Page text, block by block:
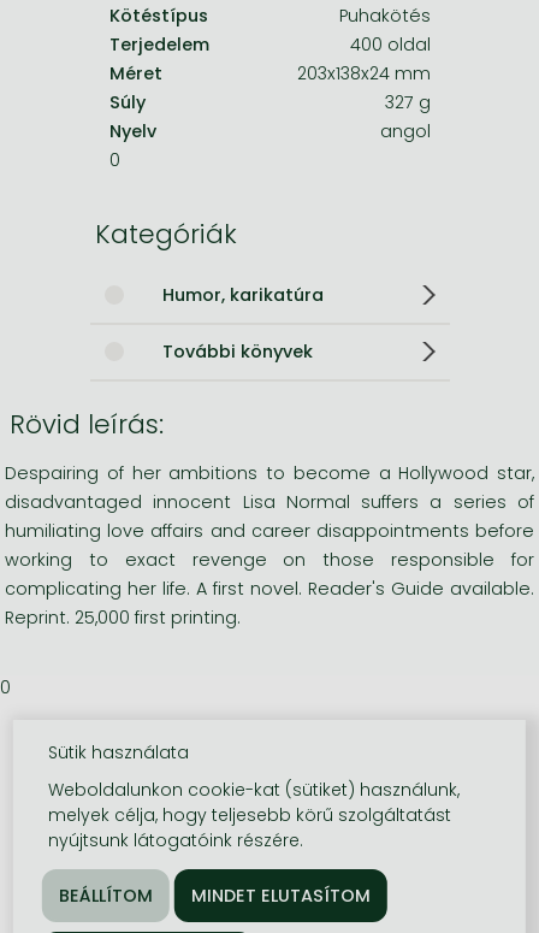
Kötéstípus
Puhakötés
Terjedelem
400 oldal
Méret
203x138x24 mm
Súly
327 g
Nyelv
angol
0
Kategóriák
Humor, karikatúra
További könyvek
Rövid leírás:
Despairing of her ambitions to become a Hollywood star,
disadvantaged innocent Lisa Normal suffers a series of
humiliating love affairs and career disappointments before
working to exact revenge on those responsible for
complicating her life. A first novel. Reader's Guide available.
Reprint. 25,000 first printing.
0
Sütik használata
Weboldalunkon cookie-kat (sütiket) használunk,
melyek célja, hogy teljesebb körű szolgáltatást
nyújtsunk látogatóink részére.